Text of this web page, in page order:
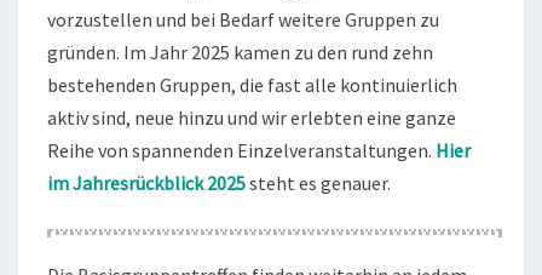
vorzustellen und bei Bedarf weitere Gruppen zu
gründen. Im Jahr 2025 kamen zu den rund zehn
bestehenden Gruppen, die fast alle kontinuierlich
aktiv sind, neue hinzu und wir erlebten eine ganze
Reihe von spannenden Einzelveranstaltungen. Hier
im Jahresrückblick 2025steht es genauer.